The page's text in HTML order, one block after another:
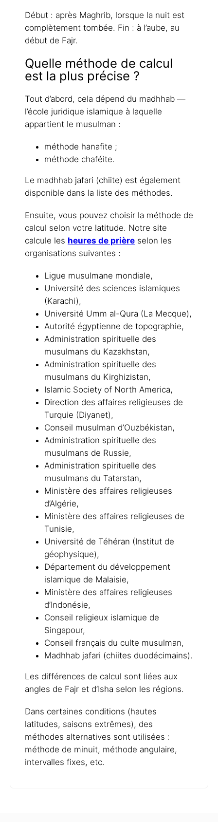
Début : après Maghrib, lorsque la nuit est
complètement tombée. Fin : à l’aube, au
début de Fajr.
Quelle méthode de calcul
est la plus précise ?
Tout d’abord, cela dépend du madhhab —
l’école juridique islamique à laquelle
appartient le musulman :
méthode hanafite ;
méthode chaféite.
Le madhhab jafari (chiite) est également
disponible dans la liste des méthodes.
Ensuite, vous pouvez choisir la méthode de
calcul selon votre latitude. Notre site
calcule les heures de prière selon les
organisations suivantes :
Ligue musulmane mondiale,
Université des sciences islamiques
(Karachi),
Université Umm al-Qura (La Mecque),
Autorité égyptienne de topographie,
Administration spirituelle des
musulmans du Kazakhstan,
Administration spirituelle des
musulmans du Kirghizistan,
Islamic Society of North America,
Direction des affaires religieuses de
Turquie (Diyanet),
Conseil musulman d’Ouzbékistan,
Administration spirituelle des
musulmans de Russie,
Administration spirituelle des
musulmans du Tatarstan,
Ministère des affaires religieuses
d’Algérie,
Ministère des affaires religieuses de
Tunisie,
Université de Téhéran (Institut de
géophysique),
Département du développement
islamique de Malaisie,
Ministère des affaires religieuses
d’Indonésie,
Conseil religieux islamique de
Singapour,
Conseil français du culte musulman,
Madhhab jafari (chiites duodécimains).
Les différences de calcul sont liées aux
angles de Fajr et d’Isha selon les régions.
Dans certaines conditions (hautes
latitudes, saisons extrêmes), des
méthodes alternatives sont utilisées :
méthode de minuit, méthode angulaire,
intervalles fixes, etc.